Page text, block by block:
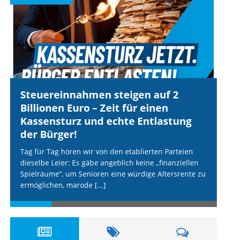
Steuereinnahmen steigen auf 2
Billionen Euro – Zeit für einen
Kassensturz und echte Entlastung
der Bürger!
Tag für Tag hören wir von den etablierten Parteien
dieselbe Leier: Es gäbe angeblich keine „finanziellen
Spielräume“, um Senioren eine würdige Altersrente zu
ermöglichen, marode [...]